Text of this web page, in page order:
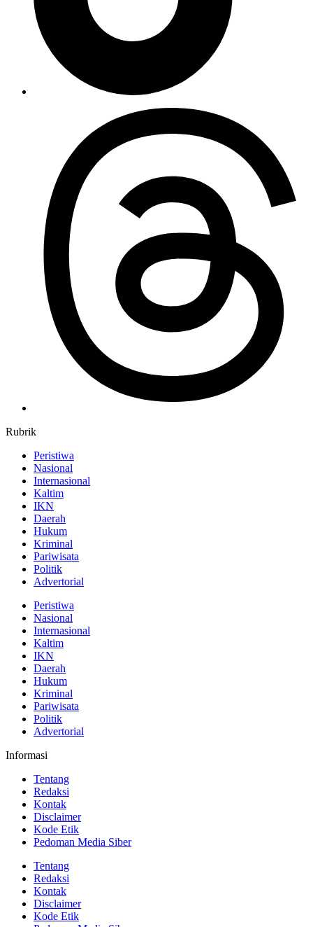
Rubrik
Peristiwa
Nasional
Internasional
Kaltim
IKN
Daerah
Hukum
Kriminal
Pariwisata
Politik
Advertorial
Peristiwa
Nasional
Internasional
Kaltim
IKN
Daerah
Hukum
Kriminal
Pariwisata
Politik
Advertorial
Informasi
Tentang
Redaksi
Kontak
Disclaimer
Kode Etik
Pedoman Media Siber
Tentang
Redaksi
Kontak
Disclaimer
Kode Etik